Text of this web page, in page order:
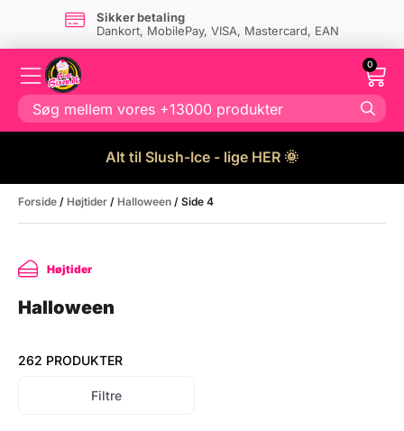
Sikker betaling
Dankort, MobilePay, VISA, Mastercard, EAN
0
Alt til Slush-Ice - lige HER 🌞
Forside / Højtider / Halloween / Side 4
Højtider
Halloween
262 PRODUKTER
Filtre